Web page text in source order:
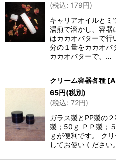
(税込: 179円)
キャリアオイルとミ
湯煎で溶かし、容器
はカカオバターで行
分の１量をカカオバ
カカオバターで、…
クリーム容器各種 [
65円(税別)
(税込: 72円)
ガラス製とPP製の
製；50ｇ ＰＰ製；
ｇが便利です。 ク
してお使いください。